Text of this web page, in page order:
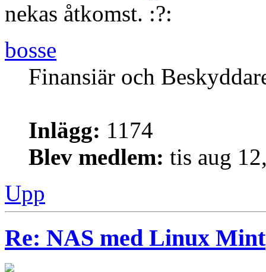
nekas åtkomst.
bosse
Finansiär och
Inlägg: 1174
Blev medlem: tis aug
Upp
Re: NAS med Linux Mint